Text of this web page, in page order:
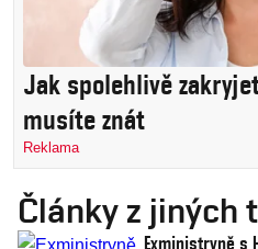
Jak spolehlivě
musíte znát
Reklama
Články z jiných
Exministryně s